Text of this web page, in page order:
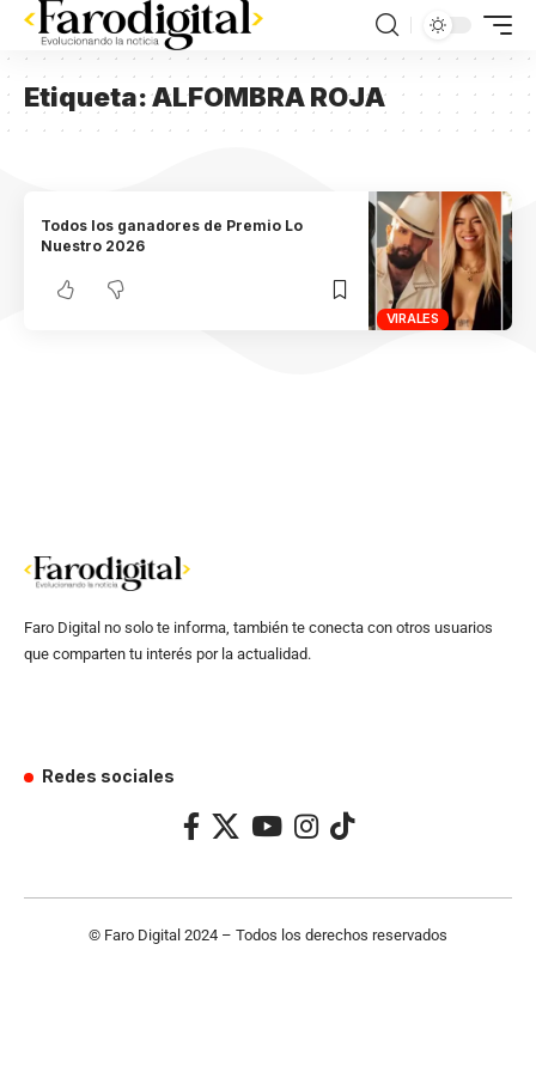
Etiqueta:ALFOMBRA ROJA
VIRALES
Todos los ganadores de Premio Lo
Nuestro 2026
Faro Digital no solo te informa, también te conecta con otros usuarios
que comparten tu interés por la actualidad.
Redes sociales
© Faro Digital 2024 – Todos los derechos reservados